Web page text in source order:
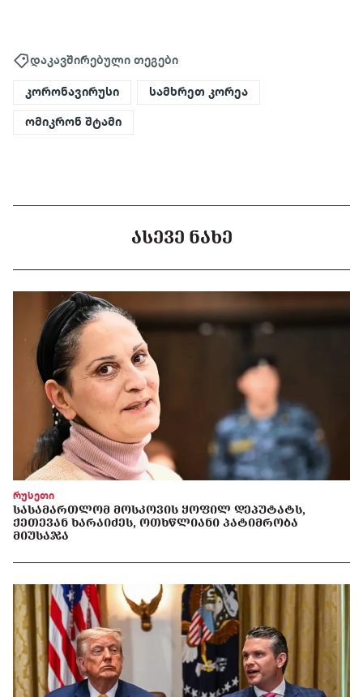
დაკავშირებული თეგები
კორონავირუსი სამხრეთ კორეა
ომიკრონ შტამი
ᲐᲡᲔᲕᲔ ᲜᲐᲮᲔ
რუსეთი
ᲡᲐᲡᲐᲛᲐᲠᲗᲚᲝᲛ ᲛᲝᲡᲙᲝᲕᲘᲡ ᲧᲝᲤᲘᲚ ᲓᲔᲞᲣᲢᲐᲢᲡ,
ᲥᲔᲗᲔᲕᲐᲜ ᲮᲐᲠᲐᲘᲫᲔᲡ, ᲝᲗᲮᲬᲚᲘᲐᲜᲘ ᲞᲐᲢᲘᲛᲠᲝᲑᲐ
ᲛᲘᲣᲡᲐᲯᲐ